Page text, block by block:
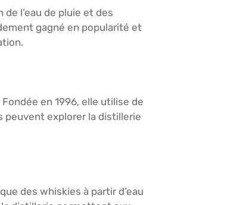
l’eau de pluie et des
gagné en popularité et
en 1996, elle utilise de
peuvent explorer la distillerie
des whiskies à partir d’eau